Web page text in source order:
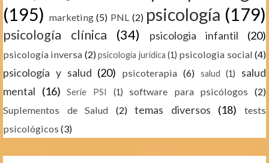
(195) marketing (5) PNL (2) psicología (179)
psicología clínica (34) psicologia infantil (20)
psicología inversa (2)psicología juridica (1) psicologia social (4)
psicología y salud (20) psicoterapia (6) salud (1)
salud
mental (16) Serie PSI (1) software para psicólogos
(2)
Suplementos de Salud
(2) temas diversos (18)
tests
psicológicos (3)